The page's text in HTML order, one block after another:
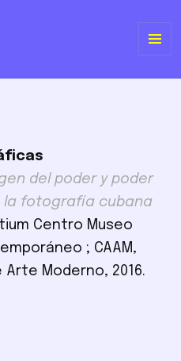
del poder y poder
la fotografía cubana
Centro Museo
; CAAM,
Moderno, 2016.